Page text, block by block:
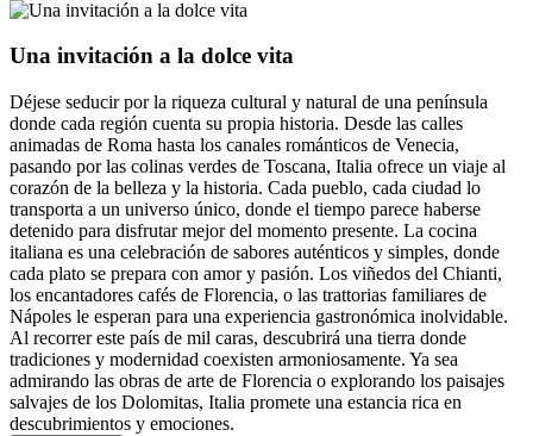
Una invitación a la dolce vita
Déjese seducir por la riqueza cultural y natural de una península
donde cada región cuenta su propia historia. Desde las calles
animadas de Roma hasta los canales románticos de Venecia,
pasando por las colinas verdes de Toscana, Italia ofrece un viaje al
corazón de la belleza y la historia. Cada pueblo, cada ciudad lo
transporta a un universo único, donde el tiempo parece haberse
detenido para disfrutar mejor del momento presente. La cocina
italiana es una celebración de sabores auténticos y simples, donde
cada plato se prepara con amor y pasión. Los viñedos del Chianti,
los encantadores cafés de Florencia, o las trattorias familiares de
Nápoles le esperan para una experiencia gastronómica inolvidable.
Al recorrer este país de mil caras, descubrirá una tierra donde
tradiciones y modernidad coexisten armoniosamente. Ya sea
admirando las obras de arte de Florencia o explorando los paisajes
salvajes de los Dolomitas, Italia promete una estancia rica en
descubrimientos y emociones.